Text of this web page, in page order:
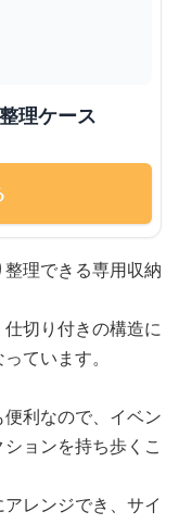
理ケース
理できる専用収納
切り付きの構造に
ています。
利なので、イベン
ョンを持ち歩くこ
レンジでき、サイ